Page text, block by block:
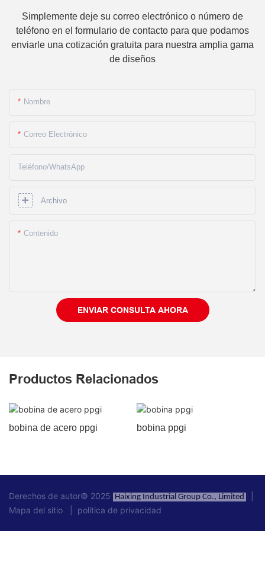
Simplemente deje su correo electrónico o número de
teléfono en el formulario de contacto para que podamos
enviarle una cotización gratuita para nuestra amplia gama
de diseños
Nombre
Correo Electrónico
Teléfono/WhatsApp
Archivo
Contenido
ENVIAR CONSULTA AHORA
Productos Relacionados
bobina de acero ppgi
bobina ppgi
Derechos de autor© 2025 Haixing Industrial Group Co., Limited
Mapa del sitio
política de privacidad